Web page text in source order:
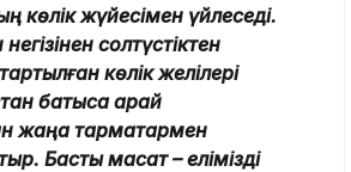
көлік жүйесімен үйлеседі.
солтүстіктен
көлік желілері
батысқа қарай
жаңа тармақтармен
Басты мақсат – елімізді